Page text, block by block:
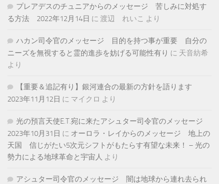
プレアデスのチュニアからのメッセージ 苦しみに対処す
る方法 2022年12月14日 に 渡辺 れいこ より
ハカン司令官のメッセージ 目的を持つ事が重要 自分の
ニーズを無視すると霊的進歩を妨げる可能性有り に 天音紡希
より
【重要＆追記有り】銀河連合の最新の方針を語ります
2023年11月12日 に マイクロ より
光の預言天使E.T.宛に来たアシュター司令官のメッセージ
2023年10月31日 に オーロラ・レイからのメッセージ 地上の
天国 信じがたい5次元シフトがもたらす有望な未来！ – 光の
勢力による地球革命と宇宙人 より
アシュター司令官のメッセージ 闇は地球から連れ去られ